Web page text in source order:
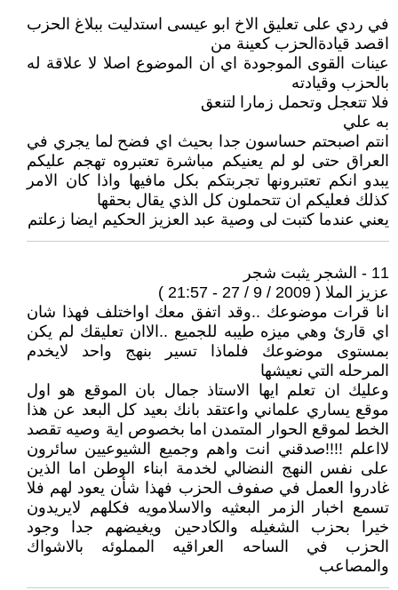
في ردي على تعليق الاخ ابو عيسى استدليت ببلاغ الحزب
اقصد قيادةالحزب كعينة من
عينات القوى الموجودة اي ان الموضوع اصلا لا علاقة له
بالحزب وقيادته
فلا تتعجل وتحمل زمارا لتنعق
به علي
انتم اصبحتم حساسون جدا بحيث اي فضح لما يجري في
العراق حتى لو لم يعنيكم مباشرة تعتبروه تهجم عليكم
يبدو انكم تعتبرونها تجربتكم بكل مافيها واذا كان الامر
كذلك فعليكم ان تتحملون كل الذي يقال بحقها
يعني عندما كتبت لى وصية عبد العزيز الحكيم ايضا زعلتم
11 - الشجر يثبت شجر
عزيز الملا ( 2009 / 9 / 27 - 21:57 )
انا قرات موضوعك ..وقد اتفق معك اواختلف فهذا شان
اي قارئ وهي ميزه طيبه للجميع ..الاان تعليقك لم يكن
بمستوى موضوعك فلماذا تسير بنهج واحد لايخدم
المرحله التي نعيشها
وعليك ان تعلم ايها الاستاذ جمال بان الموقع هو اول
موقع يساري علماني واعتقد بانك بعيد كل البعد عن هذا
الخط لموقع الحوار المتمدن اما بخصوص اية وصيه تقصد
لااعلم !!!!صدقني انت واهم وجميع الشيوعيين سائرون
على نفس النهج النضالي لخدمة ابناء الوطن اما الذين
غادروا العمل في صفوف الحزب فهذا شأن يعود لهم فلا
تسمع اخبار الزمر البعثيه والاسلامويه فكلهم لايريدون
خيرا بحزب الشغيله والكادحين ويغيضهم جدا وجود
الحزب في الساحه العراقيه المملوئه بالاشواك
والمصاعب